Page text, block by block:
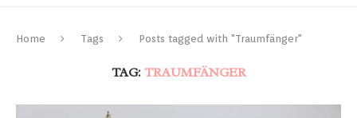
Home Tags Posts tagged with "Traumfänger"
TAG: TRAUMFÄNGER